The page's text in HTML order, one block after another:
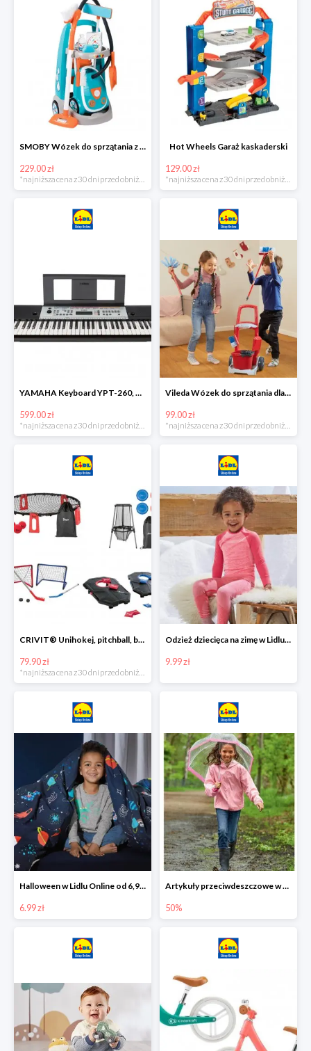
SMOBY Wózek do sprzątania z odkurzaczem
229.00 zł
Hot Wheels Garaż kaskaderski
129.00 zł
YAMAHA Keyboard YPT-260, 61 klawiszy
599.00 zł
*najniższa cena z 30 dni przed obniżką
Vileda Wózek do sprzątania dla dzieci
99.00 zł
*najniższa cena z 30 dni przed obniżką
CRIVIT® Unihokej, pitchball, bean bag lub disc golf
79.90 zł
Odzież dziecięca na zimę w Lidlu Online od 9,99 zł
9.99 zł
Halloween w Lidlu Online od 6,99 zł
6.99 zł
Artykuły przeciwdeszczowe w Lodilu Online do -50%
50%